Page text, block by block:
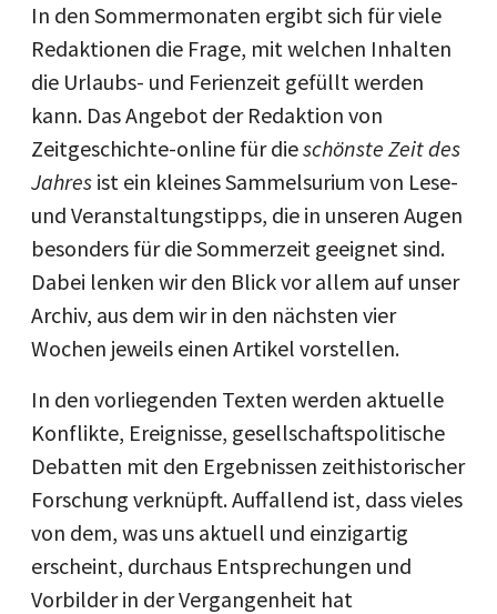
In den Sommermonaten ergibt sich für viele
Redaktionen die Frage, mit welchen Inhalten
die Urlaubs- und Ferienzeit gefüllt werden
kann. Das Angebot der Redaktion von
Zeitgeschichte-online für dieschönste Zeit des
Jahres ist ein kleines Sammelsurium von Lese-
und Veranstaltungstipps, die in unseren Augen
besonders für die Sommerzeit geeignet sind.
Dabei lenken wir den Blick vor allem auf unser
Archiv, aus dem wir in den nächsten vier
Wochen jeweils einen Artikel vorstellen.
In den vorliegenden Texten werden aktuelle
Konflikte, Ereignisse, gesellschaftspolitische
Debatten mit den Ergebnissen zeithistorischer
Forschung verknüpft. Auffallend ist, dass vieles
von dem, was uns aktuell und einzigartig
erscheint, durchaus Entsprechungen und
Vorbilder in der Vergangenheit hat